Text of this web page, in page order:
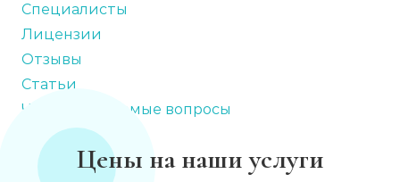
Специалисты
Лицензии
Отзывы
Статьи
Часто задаваемые вопросы
Цены на наши услуги